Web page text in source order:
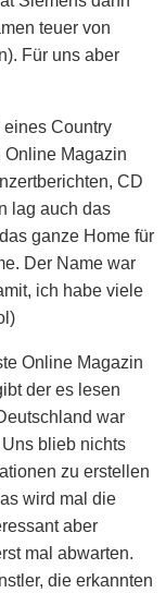
teuer von
Für uns aber
eines Country
Online Magazin
CD
lag auch das
ganze Home für
Der Name war
ich habe viele
Online Magazin
der es lesen
war
blieb nichts
zu erstellen
wird mal die
aber
mal abwarten.
die erkannten